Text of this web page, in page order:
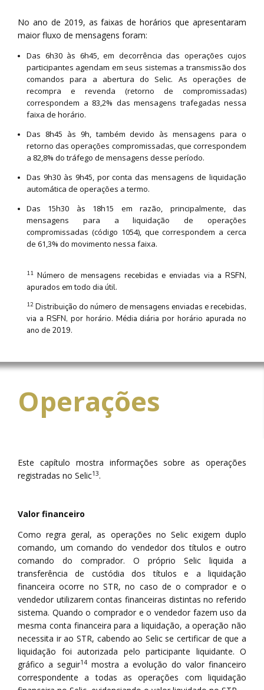
No ano de 2019, as faixas de horários que apresentaram
maior fluxo de mensagens foram:
Das 6h30 às 6h45, em decorrência das operações cujos
participantes agendam em seus sistemas a transmissão dos
comandos para a abertura do Selic. As operações de
recompra e revenda (retorno de compromissadas)
correspondem a 83,2% das mensagens trafegadas nessa
faixa de horário.
Das 8h45 às 9h, também devido às mensagens para o
retorno das operações compromissadas, que correspondem
a 82,8% do tráfego de mensagens desse período.
Das 9h30 às 9h45, por conta das mensagens de liquidação
automática de operações a termo.
Das 15h30 às 18h15 em razão, principalmente, das
mensagens para a liquidação de operações
compromissadas (código 1054), que correspondem a cerca
de 61,3% do movimento nessa faixa.
11 Número de mensagens recebidas e enviadas via a RSFN,
apurados em todo dia útil.
12 Distribuição do número de mensagens enviadas e recebidas,
via a RSFN, por horário. Média diária por horário apurada no
ano de 2019.
Operações
Este capítulo mostra informações sobre as operações
registradas no Selic13.
Valor financeiro
Como regra geral, as operações no Selic exigem duplo
comando, um comando do vendedor dos títulos e outro
comando do comprador. O próprio Selic liquida a
transferência de custódia dos títulos e a liquidação
financeira ocorre no STR, no caso de o comprador e o
vendedor utilizarem contas financeiras distintas no referido
sistema. Quando o comprador e o vendedor fazem uso da
mesma conta financeira para a liquidação, a operação não
necessita ir ao STR, cabendo ao Selic se certificar de que a
liquidação foi autorizada pelo participante liquidante. O
gráfico a seguir14 mostra a evolução do valor financeiro
correspondente a todas as operações com liquidação